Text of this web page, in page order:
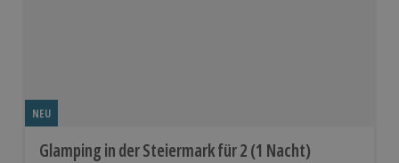
NEU
Glamping in der Steiermark für 2 (1 Nacht)